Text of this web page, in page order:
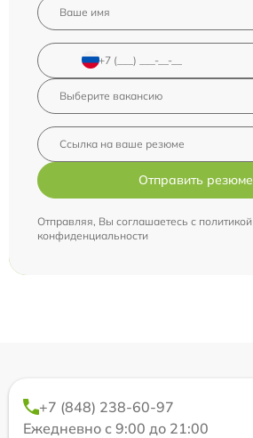
Отправить резюме
Отправляя, Вы соглашаетесь с политикой
конфиденциальности
+7 (848) 238-60-97
Ежедневно с 9:00 до 21:00